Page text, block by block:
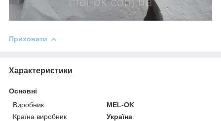
Приховати
Характеристики
Основні
Виробник
MEL-OK
Країна виробник
Україна